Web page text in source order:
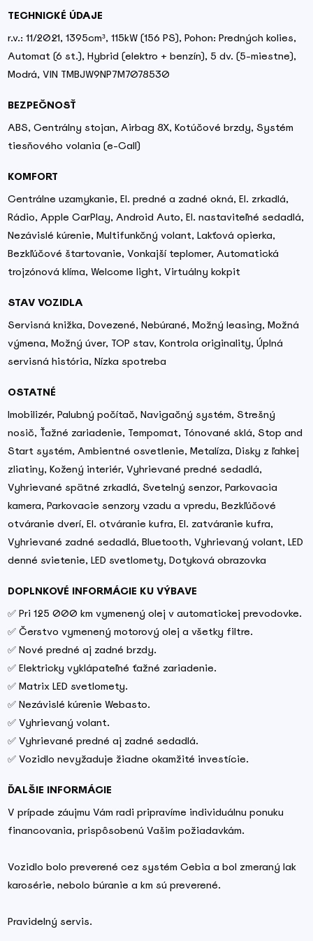
TECHNICKÉ ÚDAJE
r.v.: 11/2021, 1395cm³, 115kW (156 PS), Pohon: Predných kolies,
Automat (6 st.), Hybrid (elektro + benzín), 5 dv. (5-miestne),
Modrá, VIN TMBJW9NP7M7078530
BEZPEČNOSŤ
ABS, Centrálny stojan, Airbag 8X, Kotúčové brzdy, Systém
tiesňového volania (e-Call)
KOMFORT
Centrálne uzamykanie, El. predné a zadné okná, El. zrkadlá,
Rádio, Apple CarPlay, Android Auto, El. nastaviteľné sedadlá,
Nezávislé kúrenie, Multifunkčný volant, Lakťová opierka,
Bezkľúčové štartovanie, Vonkajší teplomer, Automatická
trojzónová klíma, Welcome light, Virtuálny kokpit
STAV VOZIDLA
Servisná knižka, Dovezené, Nebúrané, Možný leasing, Možná
výmena, Možný úver, TOP stav, Kontrola originality, Úplná
servisná história, Nízka spotreba
OSTATNÉ
Imobilizér, Palubný počítač, Navigačný systém, Strešný
nosič, Ťažné zariadenie, Tempomat, Tónované sklá, Stop and
Start systém, Ambientné osvetlenie, Metalíza, Disky z ľahkej
zliatiny, Kožený interiér, Vyhrievané predné sedadlá,
Vyhrievané spätné zrkadlá, Svetelný senzor, Parkovacia
kamera, Parkovacie senzory vzadu a vpredu, Bezkľúčové
otváranie dverí, El. otváranie kufra, El. zatváranie kufra,
Vyhrievané zadné sedadlá, Bluetooth, Vyhrievaný volant, LED
denné svietenie, LED svetlomety, Dotyková obrazovka
DOPLNKOVÉ INFORMÁCIE KU VÝBAVE
✅ Pri 125 000 km vymenený olej v automatickej prevodovke.
✅ Čerstvo vymenený motorový olej a všetky filtre.
✅ Nové predné aj zadné brzdy.
✅ Elektricky vyklápateľné ťažné zariadenie.
✅ Matrix LED svetlomety.
✅ Nezávislé kúrenie Webasto.
✅ Vyhrievaný volant.
✅ Vyhrievané predné aj zadné sedadlá.
✅ Vozidlo nevyžaduje žiadne okamžité investície.
ĎALŠIE INFORMÁCIE
V prípade záujmu Vám radi pripravíme individuálnu ponuku
financovania, prispôsobenú Vašim požiadavkám.
Vozidlo bolo preverené cez systém Cebia a bol zmeraný lak
karosérie, nebolo búranie a km sú preverené.
Pravidelný servis.